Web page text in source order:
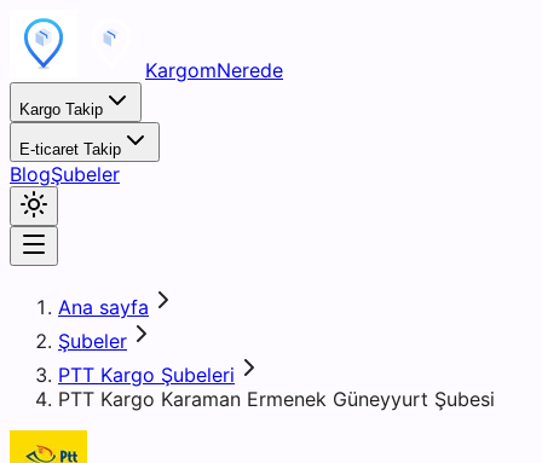
KargomNerede
Kargo Takip
E-ticaret Takip
BlogŞubeler
Ana sayfa
Şubeler
PTT Kargo Şubeleri
PTT Kargo Karaman Ermenek Güneyyurt Şubesi